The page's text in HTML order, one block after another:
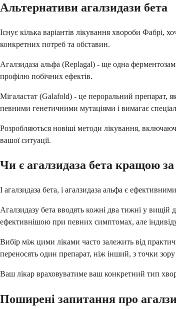
Альтернативи агалзидази бета
Існує кілька варіантів лікування хвороби Фабрі,
конкретних потреб та обставин.
Агалзидаза альфа (Replagal) - ще одна
профілю побічних ефектів.
Мігаластат (Galafold) - це пероральний
певними генетичними мутаціями і вимагає
Розробляються новіші методи лікування,
вашої ситуації.
Чи є агалзидаза бета кращою
І агалзидаза бета, і агалзидаза альфа є
Агалзидазу бета вводять кожні два тижні у вищій
ефективнішою при певних симптомах, але
Вибір між цими ліками часто залежить від
переносять один препарат, ніж інший, з точки
Ваш лікар враховуватиме ваш конкретний тип
Поширені запитання про